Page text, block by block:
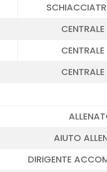
CENTRALE
CENTRALE
CENTRALE
AIUTO
DIRIGENTE